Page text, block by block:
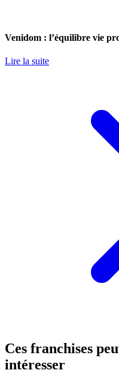
Venidom : l’équilibre vie
Lire la suite
Ces franchises
intéresser